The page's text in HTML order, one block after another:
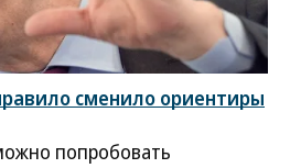
сменило ориентиры
попробовать